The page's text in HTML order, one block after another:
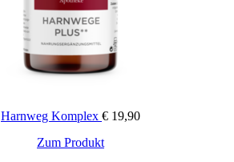
Harnweg Komplex € 19,90
Zum Produkt